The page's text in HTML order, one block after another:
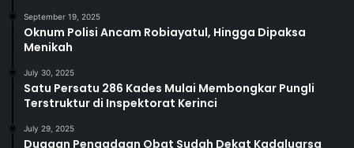
September 19, 2025
Oknum Polisi Ancam Robiayatul, Hingga Dipaksa
Menikah
July 30, 2025
Satu Persatu 286 Kades Mulai Membongkar Pungli
Terstruktur di Inspektorat Kerinci
July 29, 2025
Dugaan Pengadaan Obat Sudah Dekat Kadaluarsa